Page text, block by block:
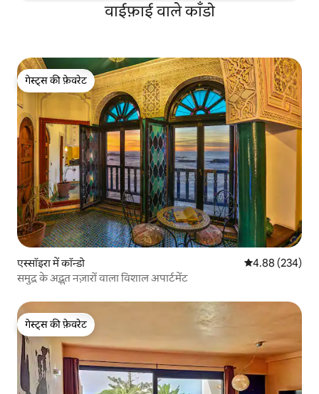
वाईफ़ाई वाले काँडो
गेस्ट्स की फ़ेवरेट
गेस्ट्स की फ़ेवरेट
एस्सॉइरा में कॉन्डो औसत रेटिंग 5 में से
4.88 (234)
समुद्र के अद्भुत नज़ारों वाला विशाल अपार्टमेंट
गेस्ट्स की फ़ेवरेट
गेस्ट्स की फ़ेवरेट